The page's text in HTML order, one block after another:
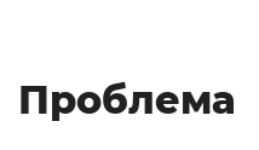
Проблема